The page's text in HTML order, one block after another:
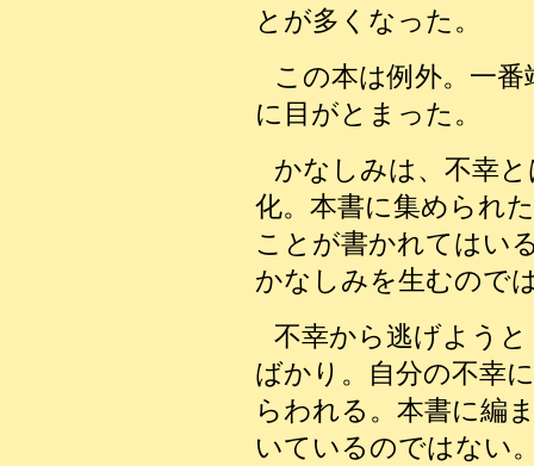
とが多くなった。
この本は例外。一
に目がとまった。
かなしみは、不幸
化。本書に集められ
ことが書かれてはい
かなしみを生むので
不幸から逃げよう
ばかり。自分の不幸
らわれる。本書に編
いているのではない